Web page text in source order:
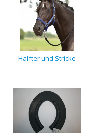
Halfter und Stricke